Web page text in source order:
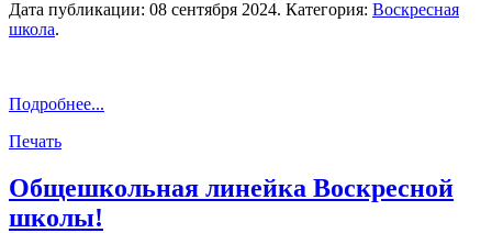
Дата публикации: 08 сентября 2024. Категория: Воскресная
школа.
Подробнее...
Печать
Общешкольная линейка Воскресной
школы!